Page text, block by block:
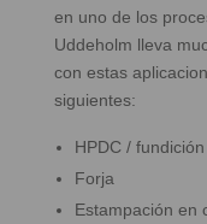
en uno de los
Uddeholm lleva
con estas
siguientes:
HPDC /
Forja
Estampación en